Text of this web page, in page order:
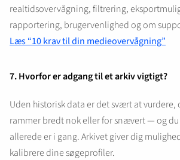
realtidsovervågning, filtrering,
rapportering, brugervenlighed og om
Læs “10 krav til din medieovervågning”
7. Hvorfor er adgang til et arkiv vigtigt?
Uden historisk data er det svært at vurdere,
rammer bredt nok eller for snævert — og du
allerede er i gang. Arkivet giver dig
kalibrere dine søgeprofiler.